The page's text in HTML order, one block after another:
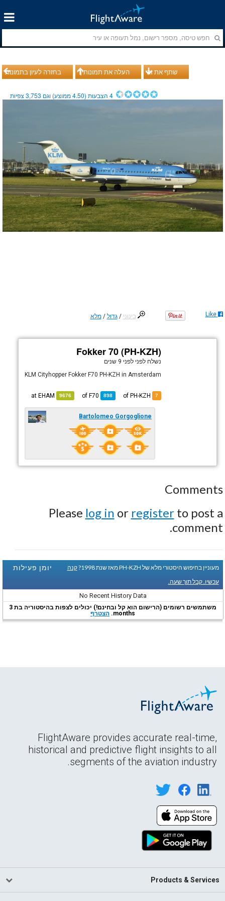
בחזרה לעיון בתמונות העלה את תמונותיך שתף את זה
4הצבעות (4.50ממוצע) וגם 3,753צפיות
בינוני /גדול /מלא Like
Fokker 70 (PH-KZH)
נשלח לפני לפני 9 שנים
KLM Cityhopper Fokker F70 PH-KZH in Amsterdam
7
898
F70
9676
EHAM
Bartolomeo Gorgoglione
Comments
Please log in or registerto post a
comment.
יומן פעילות מעוניין בחיפוש היסטורי מלא של PH-KZH מאז שנת 1998?
קנה
עכשיו. קבל תוך שעה.
No Recent History Data
משתמשים רשומים (הרישום הוא קל ובחינם!) יכולים לצפות בהיסטוריה בת 3
months. הצטרף
FlightAware provides accurate real-time,
historical and predictive flight insights to all
segments of the aviation industry.
Products & Services